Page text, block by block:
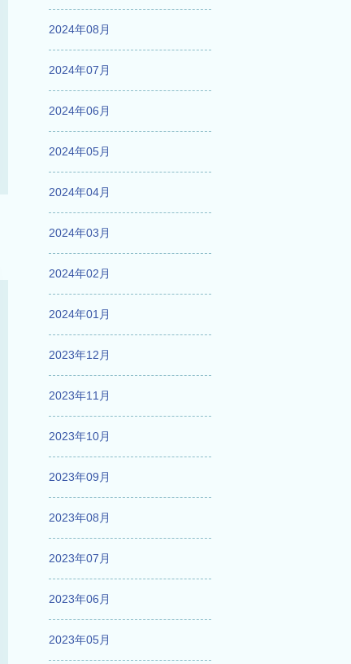
2024年08月
2024年07月
2024年06月
2024年05月
2024年04月
2024年03月
2024年02月
2024年01月
2023年12月
2023年11月
2023年10月
2023年09月
2023年08月
2023年07月
2023年06月
2023年05月